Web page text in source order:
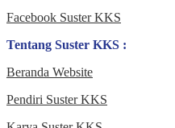
Facebook Suster KKS
Tentang Suster KKS :
Beranda Website
Pendiri Suster KKS